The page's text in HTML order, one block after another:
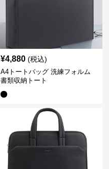
¥4,880 (税込)
A4トートバッグ 洗練フォルム
書類収納トート